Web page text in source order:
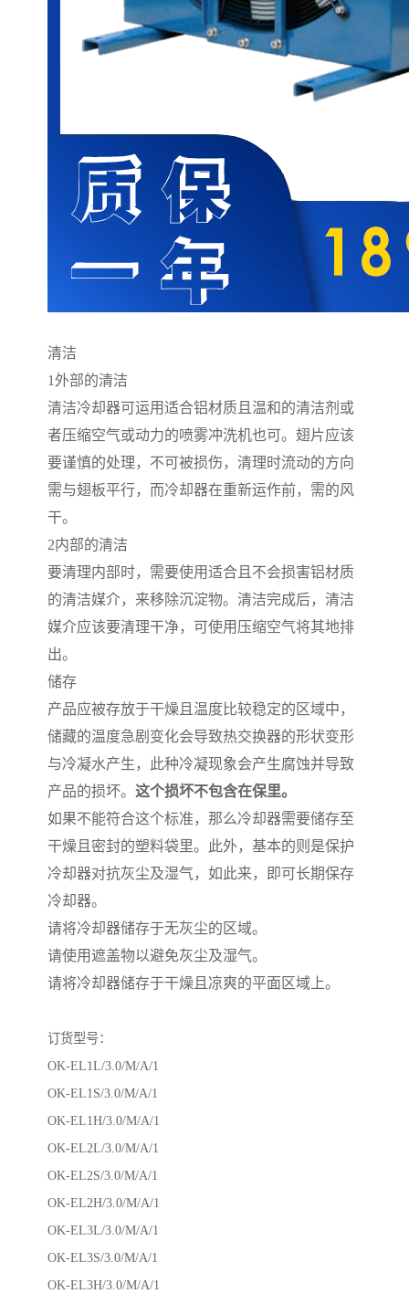
清洁
1外部的清洁
清洁冷却器可运用适合铝材质且温和的清洁剂或
者压缩空气或动力的喷雾冲洗机也可。翅片应该
要谨慎的处理，不可被损伤，清理时流动的方向
需与翅板平行，而冷却器在重新运作前，需的风
干。
2内部的清洁
要清理内部时，需要使用适合且不会损害铝材质
的清洁媒介，来移除沉淀物。清洁完成后，清洁
媒介应该要清理干净，可使用压缩空气将其地排
出。
储存
产品应被存放于干燥且温度比较稳定的区域中，
储藏的温度急剧变化会导致热交换器的形状变形
与冷凝水产生，此种冷凝现象会产生腐蚀并导致
产品的损坏。 这个损坏不包含在保里。
如果不能符合这个标准，那么冷却器需要储存至
干燥且密封的塑料袋里。此外，基本的则是保护
冷却器对抗灰尘及湿气，如此来，即可长期保存
冷却器。
请将冷却器储存于无灰尘的区域。
请使用遮盖物以避免灰尘及湿气。
请将冷却器储存于干燥且凉爽的平面区域上。
订货型号：
OK-EL1L/3.0/M/A/1
OK-EL1S/3.0/M/A/1
OK-EL1H/3.0/M/A/1
OK-EL2L/3.0/M/A/1
OK-EL2S/3.0/M/A/1
OK-EL2H/3.0/M/A/1
OK-EL3L/3.0/M/A/1
OK-EL3S/3.0/M/A/1
OK-EL3H/3.0/M/A/1